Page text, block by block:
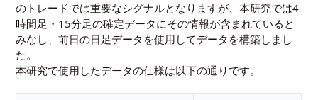
のトレードでは重要なシグナルとなりますが、本研究では4
時間足・15分足の確定データにその情報が含まれていると
みなし、前日の日足データを使用してデータを構築しまし
た。
本研究で使用したデータの仕様は以下の通りです。